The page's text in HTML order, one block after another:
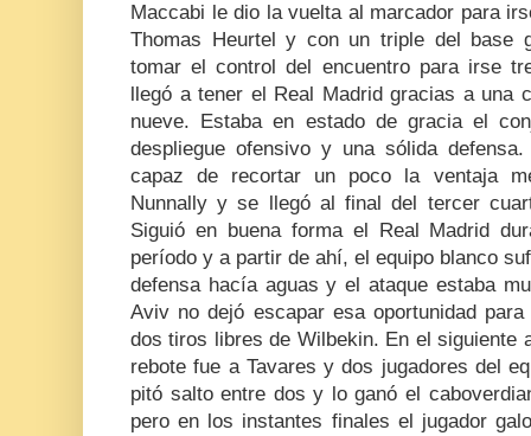
Maccabi le dio la vuelta al marcador para
Thomas Heurtel y con un triple del base
tomar el control del encuentro para irse
llegó a tener el Real Madrid gracias a una
nueve. Estaba en estado de gracia el
despliegue ofensivo y una sólida
capaz de recortar un poco la ventaja
Nunnally y se llegó al final del tercer
Siguió en buena forma el Real Madrid
período y a partir de ahí, el equipo blanco
defensa hacía aguas y el ataque estaba
Aviv no dejó escapar esa oportunidad
dos tiros libres de Wilbekin. En el siguiente
rebote fue a Tavares y dos jugadores del
pitó salto entre dos y lo ganó el
pero en los instantes finales el jugador